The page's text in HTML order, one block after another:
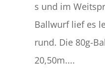
s und im
Ballwurf lief es
rund. Die 80g-
20,50m....